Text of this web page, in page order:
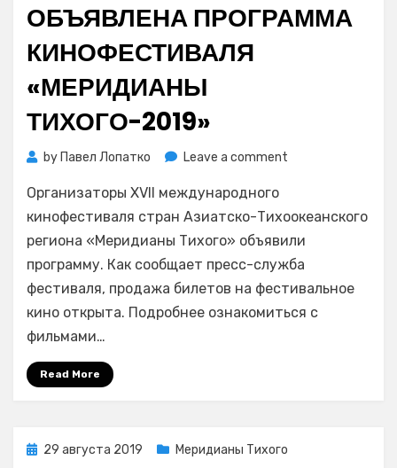
ОБЪЯВЛЕНА ПРОГРАММА
КИНОФЕСТИВАЛЯ
«МЕРИДИАНЫ
ТИХОГО-2019»
by Павел Лопатко Leave a comment
кинофестиваля
«Меридианы
Организаторы XVII международного
кинофестиваля стран Азиатско-Тихоокеанского
региона «Меридианы Тихого» объявили
программу. Как сообщает пресс-служба
фестиваля, продажа билетов на фестивальное
кино открыта. Подробнее ознакомиться с
фильмами…
Read More
Posted
29 августа 2019 Меридианы Тихого